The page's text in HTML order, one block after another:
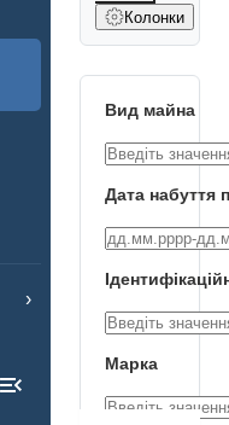
Колонки
Вид майна
Дата набуття
Марка